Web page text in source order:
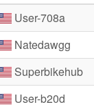
User-708a
Natedawgg
Superbikehub
User-b20d